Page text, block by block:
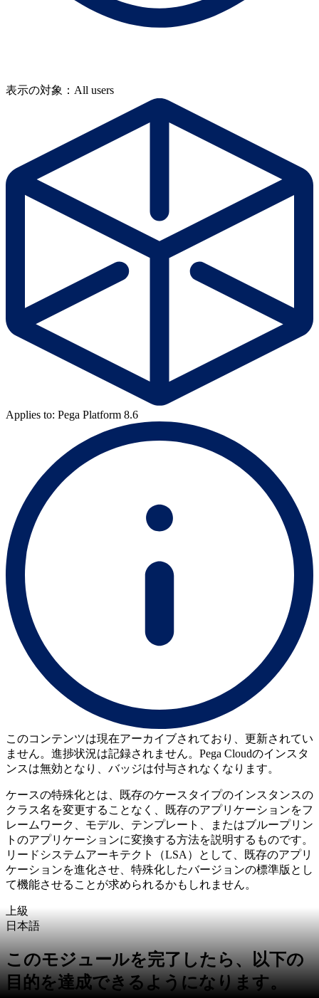
表示の対象：All users
Applies to: Pega Platform 8.6
このコンテンツは現在アーカイブされており、更新されてい
ません。進捗状況は記録されません。Pega Cloudのインスタ
ンスは無効となり、バッジは付与されなくなります。
ケースの特殊化とは、既存のケースタイプのインスタンスの
クラス名を変更することなく、既存のアプリケーションをフ
レームワーク、モデル、テンプレート、またはブループリン
トのアプリケーションに変換する方法を説明するものです。
リードシステムアーキテクト（LSA）として、既存のアプリ
ケーションを進化させ、特殊化したバージョンの標準版とし
て機能させることが求められるかもしれません。
上級
日本語
このモジュールを完了したら、以下の
目的を達成できるようになります。